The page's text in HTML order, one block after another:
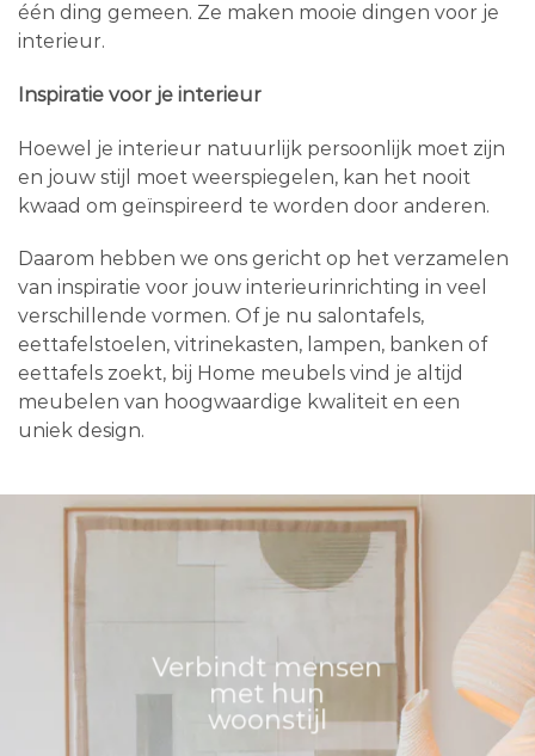
één ding gemeen. Ze maken mooie dingen voor je
interieur.
Inspiratie voor je interieur
Hoewel je interieur natuurlijk persoonlijk moet zijn
en jouw stijl moet weerspiegelen, kan het nooit
kwaad om geïnspireerd te worden door anderen.
Daarom hebben we ons gericht op het verzamelen
van inspiratie voor jouw interieurinrichting in veel
verschillende vormen. Of je nu salontafels,
eettafelstoelen, vitrinekasten, lampen, banken of
eettafels zoekt, bij Home meubels vind je altijd
meubelen van hoogwaardige kwaliteit en een
uniek design.
Verbindt mensen
met hun
woonstijl